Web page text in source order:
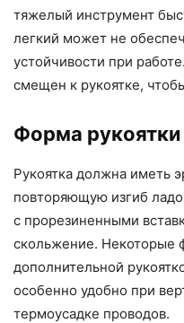
тяжелый инструмент
легкий может не
устойчивости при
смещен к рукоятке,
Форма рукоятки
Рукоятка должна иметь
повторяющую изгиб
с прорезиненными
скольжение. Некоторые
дополнительной
особенно удобно при
термоусадке проводов.